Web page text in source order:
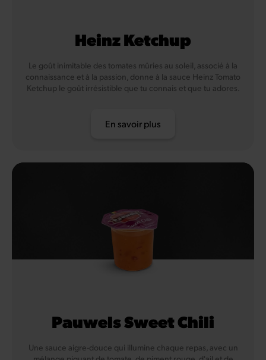
Heinz Ketchup
Le goût inimitable des tomates mûries au soleil, associé à la
connaissance et à la passion, donne à la sauce Heinz Tomato
Ketchup le goût irrésistible que tu connais et que tu adores.
En savoir plus
Pauwels Sweet Chili
Une sauce aigre-douce qui illumine chaque repas, avec un